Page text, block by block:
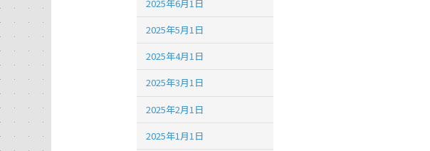
2025年6月1日
2025年5月1日
2025年4月1日
2025年3月1日
2025年2月1日
2025年1月1日